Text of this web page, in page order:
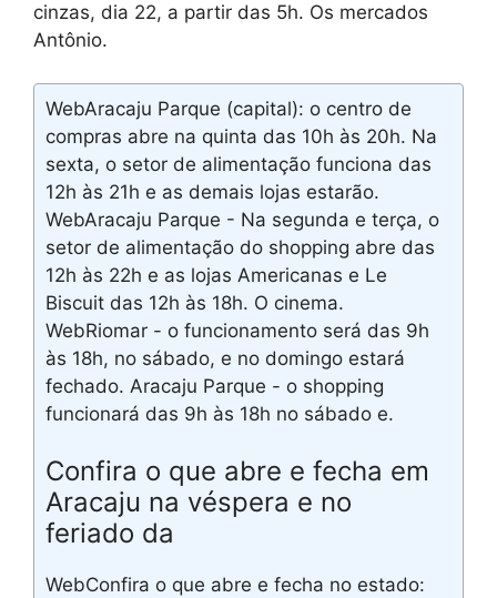
cinzas, dia 22, a partir das 5h. Os mercados
Antônio.
WebAracaju Parque (capital): o centro de
compras abre na quinta das 10h às 20h. Na
sexta, o setor de alimentação funciona das
12h às 21h e as demais lojas estarão.
WebAracaju Parque - Na segunda e terça, o
setor de alimentação do shopping abre das
12h às 22h e as lojas Americanas e Le
Biscuit das 12h às 18h. O cinema.
WebRiomar - o funcionamento será das 9h
às 18h, no sábado, e no domingo estará
fechado. Aracaju Parque - o shopping
funcionará das 9h às 18h no sábado e.
Confira o que abre e fecha em
Aracaju na véspera e no
feriado da
WebConfira o que abre e fecha no estado: